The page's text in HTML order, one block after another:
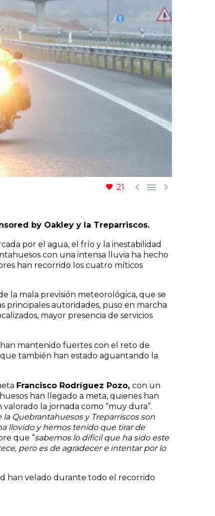
21   
by Oakley y la Treparriscos.
por el agua, el frío y la inestabilidad
con una intensa lluvia ha hecho
han recorrido los cuatro míticos
la mala previsión meteorológica, que se
principales autoridades, puso en marcha
mayor presencia de servicios
mantenido fuertes con el reto de
que también han estado aguantando la
Francisco Rodríguez Pozo, con un
han llegado a meta, quienes han
valorado la jornada como “muy dura”.
Quebrantahuesos y Treparriscos son
llovido y hemos tenido que tirar de
que “sabemos lo difícil que ha sido este
pero es de agradecer e intentar por lo
han velado durante todo el recorrido